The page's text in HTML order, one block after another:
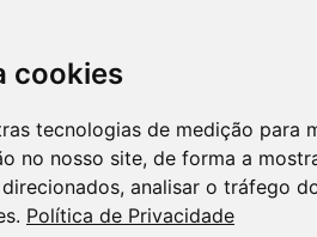
cookies
tecnologias de medição para
no nosso site, de forma a
analisar o tráfego
Política de Privacidade
cookies
tecnologias de medição para
no nosso site, de forma a
analisar o tráfego
Política de Privacidade
de Cookies
de
Legal
Madrid
+34 918 459
Segunda a